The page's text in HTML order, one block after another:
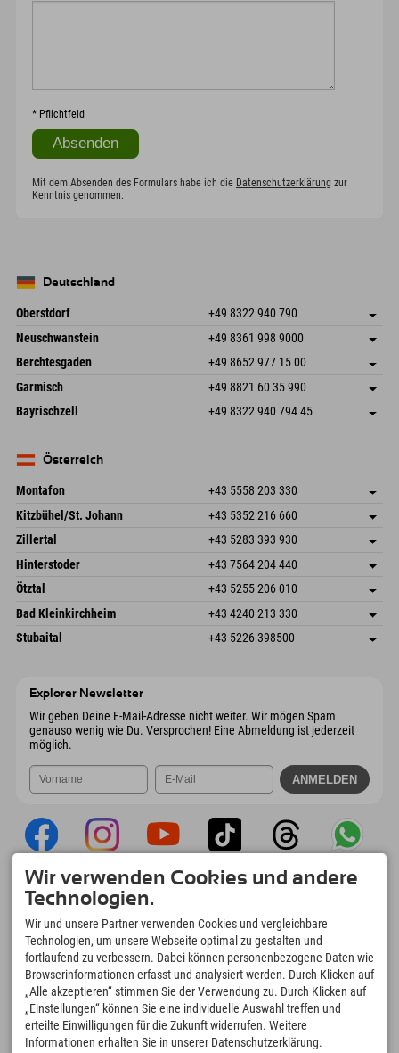
* Pflichtfeld
Mit dem Absenden des Formulars habe ich die Datenschutzerklärung zur
Kenntnis genommen.
Deutschland
Oberstdorf +49 8322 940 790
An der Breitach 3
87538 Fischen I. Allgäu
Deutschland
Adresse speichern
Anreiseinfos
Buchen
Neuschwanstein +49 8361 998 9000
An der Riese 45
87484 Nesselwang im Allgäu
Deutschland
Adresse speichern
Buchen
Berchtesgaden +49 8652 977 15 00
Hofreitstr. 7
83471 Schönau am Königssee
Deutschland
Adresse speichern
Anreiseinfos
Buchen
Garmisch +49 8821 60 35 990
Frickenstraße 22
82490 Farchant
Adresse speichern
Bayrischzell +49 8322 940 794 45
Deutschland
Österreich
Montafon +43 5558 203 330
Dorfstr. 127b
6793 Gaschurn/Montafon
Österreich
Adresse speichern
Anreiseinfos
Buchen
Kitzbühel/St. Johann +43 5352 216 660
Speckbacherstraße 87
Österreich
Adresse speichern
Buchen
Zillertal +43 5283 393 930
Schmiedau 2
6272 Kaltenbach im Zillertal
Österreich
Adresse speichern
Anreiseinfos
Buchen
Hinterstoder +43 7564 204 440
Freizeitpark 10
Österreich
Adresse speichern
Buchen
Ötztal +43 5255 206 010
Gscheat 14
6441 Umhausen
Österreich
Adresse speichern
Anreiseinfos
Buchen
Bad Kleinkirchheim +43 4240 213 330
Dorfstraße 24
Adresse speichern
Stubaital +43 5226 398500
Explorer Newsletter
Wir geben Deine E-Mail-Adresse nicht weiter. Wir mögen Spam
genauso wenig wie Du. Versprochen! Eine Abmeldung ist jederzeit
möglich.
Explorer App
Upload Deiner #ExplorerMoments, Mein
Explorer To Go mit Buchungsübersicht,
Bucketlist, Restaurantübersicht uvm. Jetzt
downloaden!
Zeit für Explorer Moments
166 4.634km
Wir verwenden Cookies und andere
Technologien.
Wir und unsere Partner verwenden Cookies und vergleichbare
Technologien, um unsere Webseite optimal zu gestalten und
fortlaufend zu verbessern. Dabei können personenbezogene Daten wie
Browserinformationen erfasst und analysiert werden. Durch Klicken auf
„Alle akzeptieren“ stimmen Sie der Verwendung zu. Durch Klicken auf
„Einstellungen“ können Sie eine individuelle Auswahl treffen und
erteilte Einwilligungen für die Zukunft widerrufen. Weitere
Informationen erhalten Sie in unserer Datenschutzerklärung.